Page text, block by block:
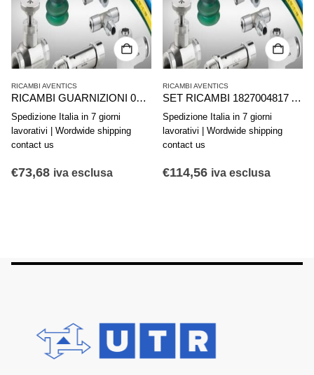
RICAMBI AVENTICS
RICAMBI GUARNIZIONI 0490394400 AVENTICS SERIE 167/168-040
Spedizione Italia in 7 giorni
lavorativi | Wordwide shipping
contact us
€73,68 iva esclusa
RICAMBI AVENTICS
SET RICAMBI 1827004817 AVENTICS SERIE PRA C10A D160-200 RODS KIT
Spedizione Italia in 7 giorni
lavorativi | Wordwide shipping
contact us
€114,56 iva esclusa